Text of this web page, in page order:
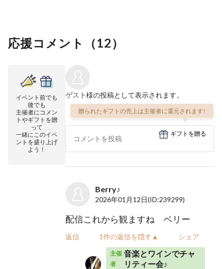
応援コメント（12）
イベント前でも
後でも
主催者にコメン
トやギフトを贈
って
一緒にこのイベ
ントを盛り上げ
よう！
ゲスト様の投稿として表示されます。
贈られたギフトの売上は主催者に還元されます!
ギフトを贈る
Berry♪
2026年01月12日(ID:239299)
配信これから観ますね ベリー
返信 1件の返信を隠す▲ シェア
主催
者
音楽とワインでチャ
リティー会♪